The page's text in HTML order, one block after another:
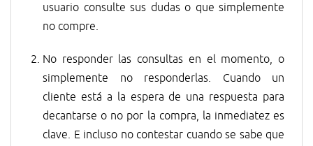
usuario consulte sus dudas o que simplemente
no compre.
No responder las consultas en el momento, o
simplemente no responderlas. Cuando un
cliente está a la espera de una respuesta para
decantarse o no por la compra, la inmediatez es
clave. E incluso no contestar cuando se sabe que